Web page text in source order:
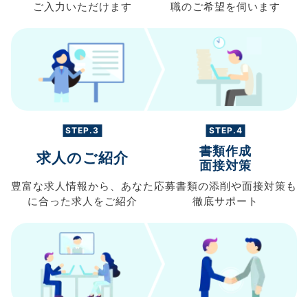
ご入力 いただけます
職のご希望を伺います
STEP.3
求人のご紹介
豊富な求人情報から、 あなた
に合った求人を ご紹介
STEP.4
書類作成
面接対策
応募書類の添削や面接対策も
徹底サポート